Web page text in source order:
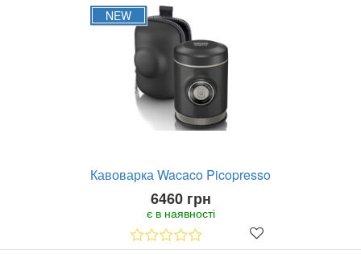
NEW
Кавоварка Wacaco Picopresso
6460 грн
є в наявності